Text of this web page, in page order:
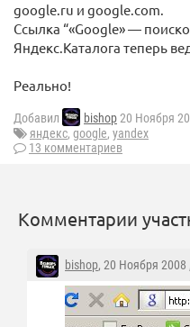
google.ru и google.com.
Ссылка “«Google» —
Яндекс.Каталога теперь
Реально!
Добавил bishop20 Ноября
яндекс, google, yandex
13 комментариев
Комментарии
bishop, 20 Ноября 2008 ,